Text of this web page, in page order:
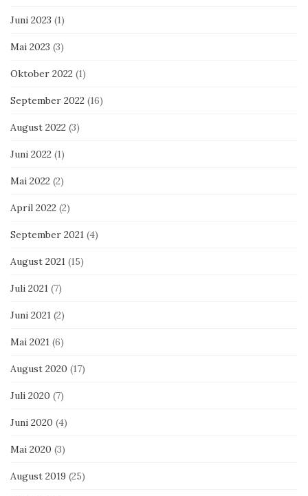
Juni 2023 (1)
Mai 2023 (3)
Oktober 2022 (1)
September 2022 (16)
August 2022 (3)
Juni 2022 (1)
Mai 2022 (2)
April 2022 (2)
September 2021 (4)
August 2021 (15)
Juli 2021 (7)
Juni 2021 (2)
Mai 2021 (6)
August 2020 (17)
Juli 2020 (7)
Juni 2020 (4)
Mai 2020 (3)
August 2019 (25)